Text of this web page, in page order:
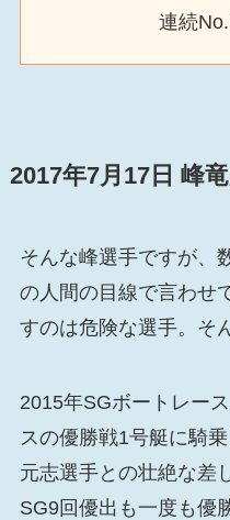
連続
2017年7月17日 峰
そんな峰選手ですが、
の人間の目線で言わせ
すのは危険な選手。そ
2015年SGボートレー
スの優勝戦1号艇に騎
元志選手との壮絶な差
SG9回優出も一度も優